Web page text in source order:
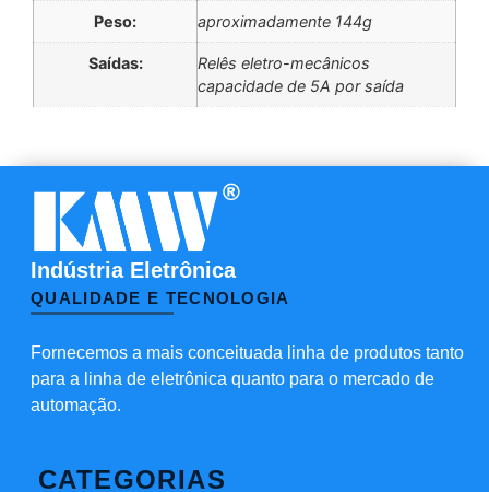
Peso: aproximadamente 144g
Saídas:
Relês eletro-mecânicos
capacidade de 5A por saída
Indústria Eletrônica
QUALIDADE E TECNOLOGIA
Fornecemos a mais conceituada linha de produtos tanto
para a linha de eletrônica quanto para o mercado de
automação.
CATEGORIAS